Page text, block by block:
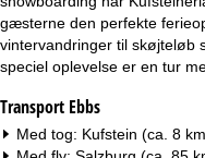
gæsterne den perfekte
vintervandringer til skøjteløb
speciel oplevelse er en tur
Transport Ebbs
Med tog: Kufstein (ca. 8